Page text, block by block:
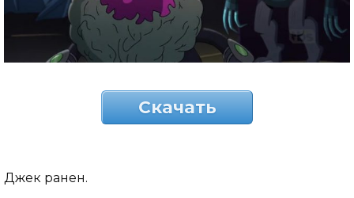
Скачать
Джек ранен.